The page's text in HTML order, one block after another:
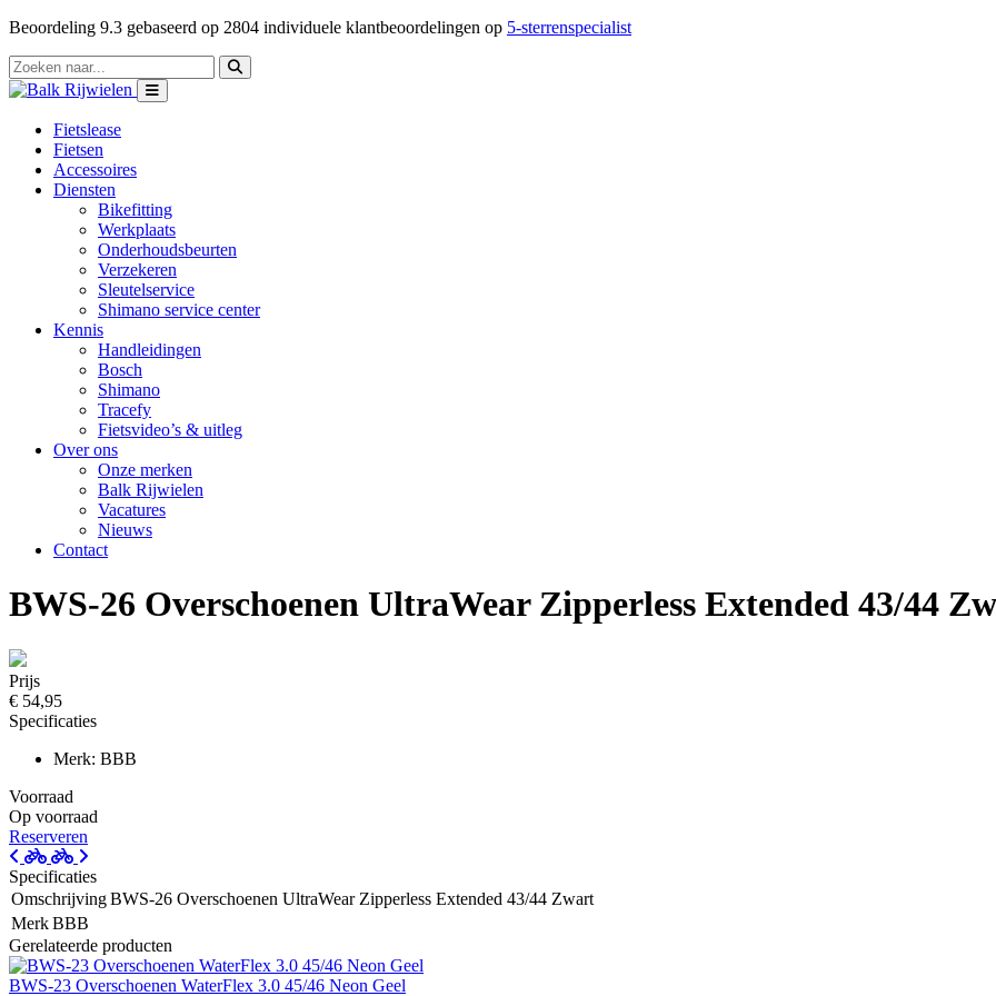
Beoordeling 9.3 gebaseerd op 2804 individuele klantbeoordelingen op 5-sterrenspecialist
Fietslease
Fietsen
Accessoires
Diensten
Bikefitting
Werkplaats
Onderhoudsbeurten
Verzekeren
Sleutelservice
Shimano service center
Kennis
Handleidingen
Bosch
Shimano
Tracefy
Fietsvideo’s & uitleg
Over ons
Onze merken
Balk Rijwielen
Vacatures
Nieuws
Contact
BWS-26 Overschoenen UltraWear Zipperless Extended 43/44
Prijs
€ 54,95
Specificaties
Merk: BBB
Voorraad
Op voorraad
Reserveren
Specificaties
OmschrijvingBWS-26 Overschoenen UltraWear Zipperless Extended 43/44 Zwart
MerkBBB
Gerelateerde producten
BWS-23 Overschoenen WaterFlex 3.0 45/46 Neon Geel